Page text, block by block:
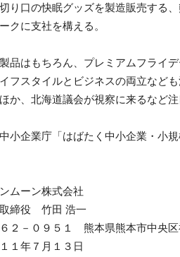
り口の快眠グッズを製造販売する
クに支社を構える。
品はもちろん、プレミアムフライ
フスタイルとビジネスの両立など
か、北海道議会が視察に来るなど注
小企業庁「はばたく中小企業・小
ムーン株式会社
締役 竹田 浩一
２－０９５１ 熊本県熊本市中央
１年７月１３日